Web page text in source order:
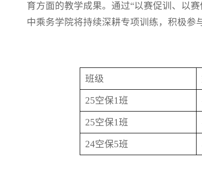
育方面的教学成果。通过“以赛促训、以
中乘务学院将持续深耕专项训练，积极参
班级
25空保1班
25空保1班
24空保5班